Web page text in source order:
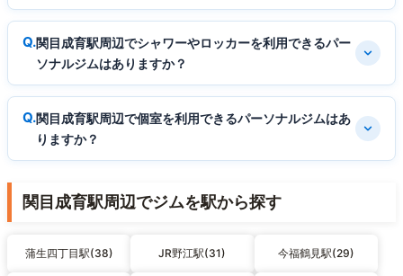
関目成育駅周辺でシャワーやロッカーを利用できるパー
ソナルジムはありますか？
関目成育駅周辺で個室を利用できるパーソナルジムはあ
りますか？
関目成育駅周辺でジムを駅から探す
蒲生四丁目駅(38) JR野江駅(31) 今福鶴見駅(29)